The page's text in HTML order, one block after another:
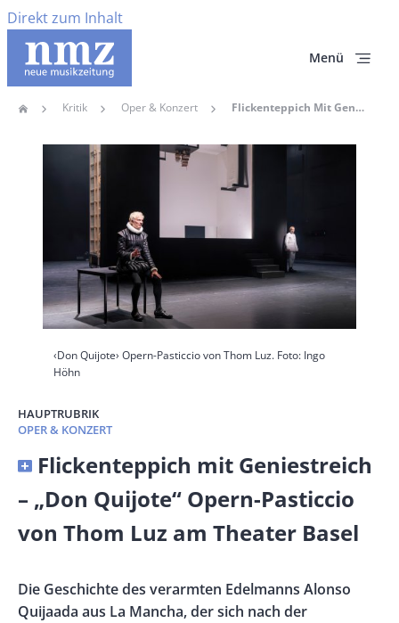
Direkt zum Inhalt
Menü
Home Kritik Oper & Konzert Flickenteppich Mit Geniestreich – „Don Quijote“ Opern-Pasticcio Von Thom Luz Am Theater Basel
‹Don Quijote› Opern-Pasticcio von Thom Luz. Foto: Ingo
Höhn
HAUPTRUBRIK
OPER & KONZERT
Banner
Size
Flickenteppich mit Geniestreich
– „Don Quijote“ Opern-Pasticcio
von Thom Luz am Theater Basel
Vorspann
/
Die Geschichte des verarmten Edelmanns Alonso
Quijaada aus La Mancha, der sich nach der